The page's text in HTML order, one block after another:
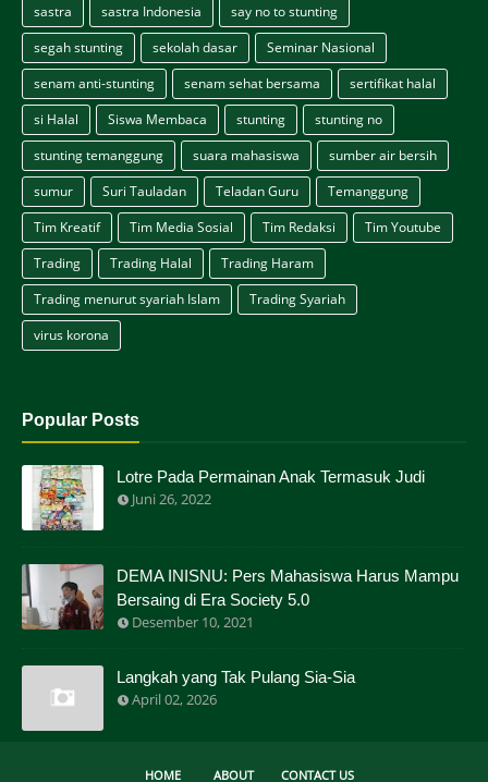
sastra
sastra Indonesia
say no to stunting
segah stunting
sekolah dasar
Seminar Nasional
senam anti-stunting
senam sehat bersama
sertifikat halal
si Halal
Siswa Membaca stunting
stunting no
stunting temanggung
suara mahasiswa
sumber air bersih
sumur
Suri Tauladan Teladan Guru
Temanggung
Tim Kreatif
Tim Media Sosial Tim Redaksi
Tim Youtube
Trading
Trading Halal
Trading Haram
Trading menurut syariah Islam
Trading Syariah
virus korona
Popular Posts
Lotre Pada Permainan Anak Termasuk Judi
Juni 26, 2022
DEMA INISNU: Pers Mahasiswa Harus Mampu
Bersaing di Era Society 5.0
Desember 10, 2021
Langkah yang Tak Pulang Sia-Sia
April 02, 2026
HOME ABOUT CONTACT US